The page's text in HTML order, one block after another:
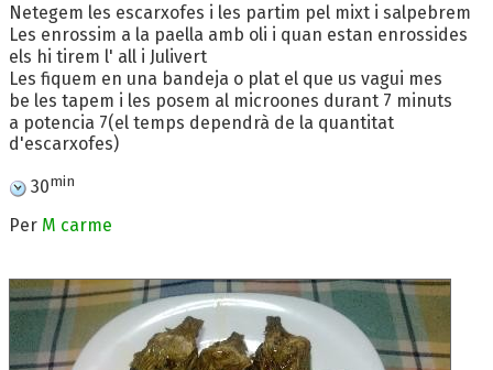
Netegem les escarxofes i les partim pel mixt i salpebrem
Les enrossim a la paella amb oli i quan estan enrossides
els hi tirem l' all i Julivert
Les fiquem en una bandeja o plat el que us vagui mes
be les tapem i les posem al microones durant 7 minuts
a potencia 7(el temps dependrà de la quantitat
d'escarxofes)
30min
Per M carme